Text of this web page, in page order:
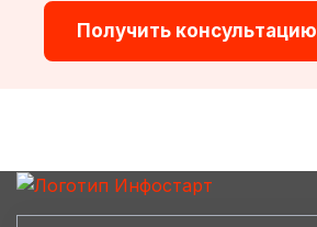
Получить консультацию